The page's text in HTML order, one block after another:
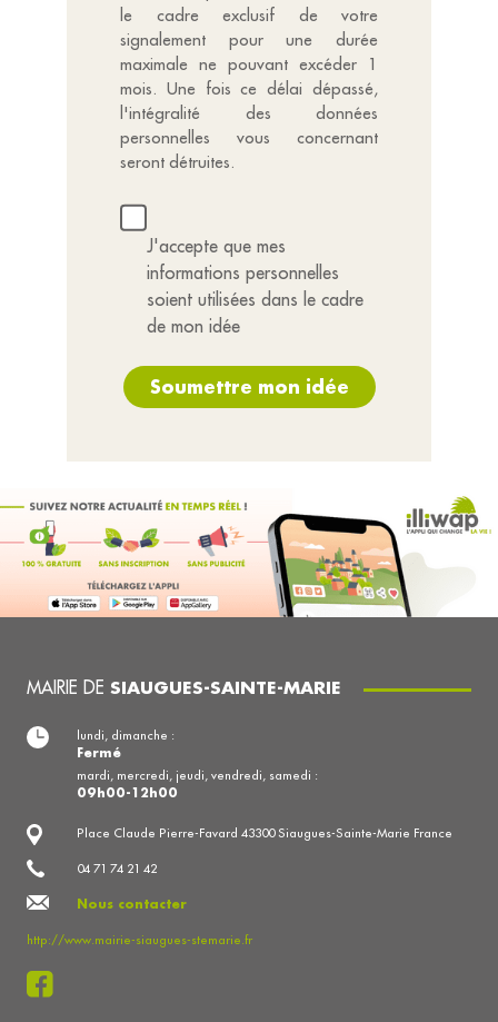
le cadre exclusif de votre
signalement pour une durée
maximale ne pouvant excéder 1
mois. Une fois ce délai dépassé,
l'intégralité des données
personnelles vous concernant
seront détruites.
J'accepte que mes
informations personnelles
soient utilisées dans le cadre
de mon idée
Soumettre mon idée
MAIRIE DE SIAUGUES-SAINTE-MARIE
Place Claude Pierre-Favard 43300 Siaugues-Sainte-Marie France
04 71 74 21 42
Nous contacter
http://www.mairie-siaugues-stemarie.fr
lundi, dimanche :
Fermé
mardi, mercredi, jeudi, vendredi, samedi :
09h00-12h00